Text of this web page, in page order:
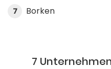
7 Borken
7